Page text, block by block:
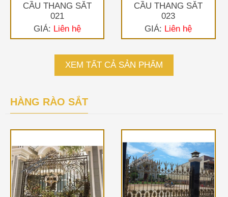
CẦU THANG SẮT
021
GIÁ: Liên hệ
CẦU THANG SẮT
023
GIÁ: Liên hệ
XEM TẤT CẢ SẢN PHẨM
HÀNG RÀO SẮT